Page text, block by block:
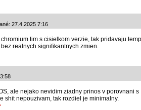
27.4.2025 7:16
tim s cisielkom verzie, tak pridavaju
realnych signifikantnych zmien.
ale nejako nevidim ziadny prinos v porovnani s
shit nepouzivam, tak rozdiel je minimalny.